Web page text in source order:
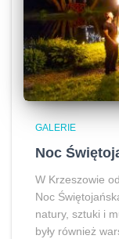
GALERIE
Noc
W Krzeszowie
Noc
natury, sztuki i
były również